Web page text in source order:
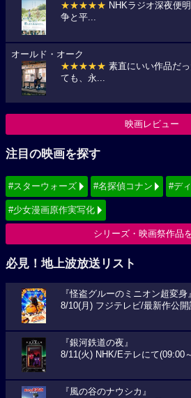
★★★★★ NHKラジオ深夜便
争と平...
オールド・オーク
★★★★★ 素直にいい作品だ
ても、永...
映画レビュー
注目の映画を探す
#スターウォーズ #名探偵コナン #デ
#少女漫画原作実写化
シリーズ・映画祭作品
必見！地上波放送リスト
『怪盗グルーのミニオン超変身
8/10(月) フジテレビ/最新作公
『銀河鉄道の夜』
8/11(火) NHK/Eテレにて(09:00
『風の谷のナウシカ』